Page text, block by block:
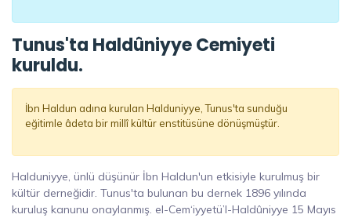
Tunus'ta Haldûniyye Cemiyeti
kuruldu.
İbn Haldun adına kurulan Halduniyye, Tunus'ta sunduğu
eğitimle âdeta bir millî kültür enstitüsüne dönüşmüştür.
Halduniyye, ünlü düşünür İbn Haldun'un etkisiyle kurulmuş bir
kültür derneğidir. Tunus'ta bulunan bu dernek 1896 yılında
kuruluş kanunu onaylanmış. el-Cem‘iyyetü’l-Haldûniyye 15 Mayıs